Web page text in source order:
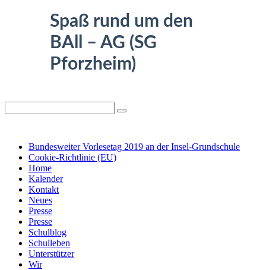
Spaß rund um den
BAll – AG (SG
Pforzheim)
Bundesweiter Vorlesetag 2019 an der Insel-Grundschule
Cookie-Richtlinie (EU)
Home
Kalender
Kontakt
Neues
Presse
Presse
Schulblog
Schulleben
Unterstützer
Wir